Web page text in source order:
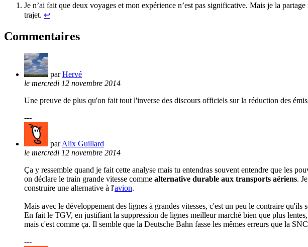
Je n’ai fait que deux voyages et mon expérience n’est pas significative. Mais je la
trajet. ↩︎
Commentaires
parHervé
le mercredi 12 novembre 2014
Une preuve de plus qu'on fait tout l'inverse des discours officiels sur la réduction des
---
parAlix Guillard
le mercredi 12 novembre 2014
Ça y ressemble quand je fait cette analyse mais tu entendras souvent entendre que les
on déclare le train grande vitesse comme alternative durable aux transports aériens.
construire une alternative à l'avion.
Mais avec le développement des lignes à grandes vitesses, c'est un peu le contraire
En fait le TGV, en justifiant la suppression de lignes meilleur marché bien que plus
mais c'est comme ça. Il semble que la Deutsche Bahn fasse les mêmes erreurs que la
---